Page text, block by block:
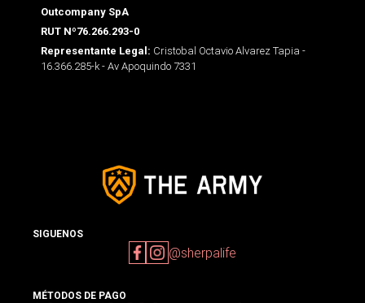
Outcompany SpA
RUT Nº76.266.293-0
Representante Legal: Cristobal Octavio Alvarez Tapia -
16.366.285-k - Av Apoquindo 7331
SIGUENOS
@sherpalife
MÉTODOS DE PAGO